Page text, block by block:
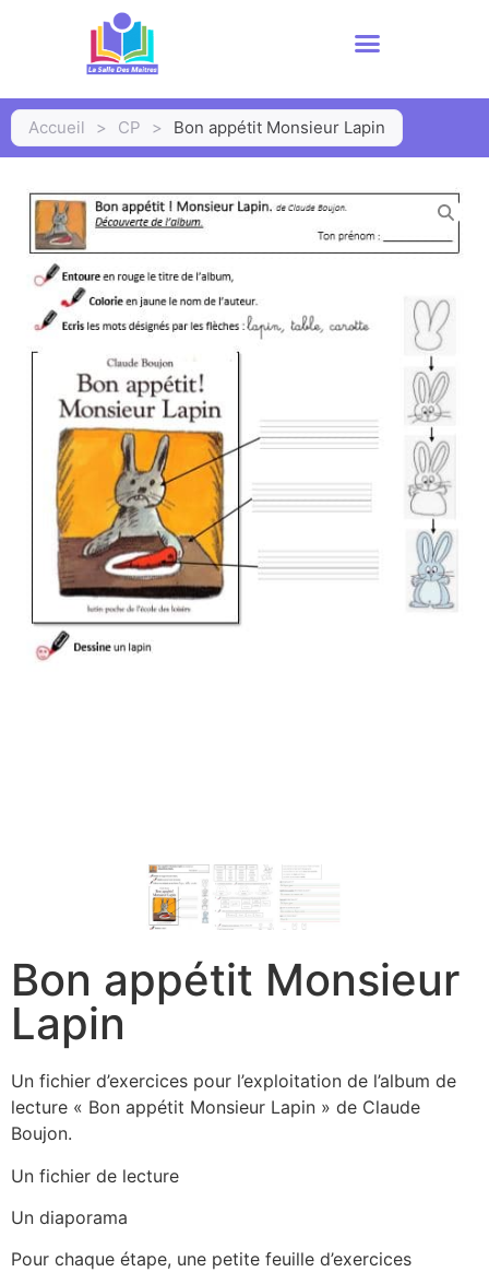
Accueil > CP > Bon appétit Monsieur Lapin
Bon appétit Monsieur
Lapin
Un fichier d’exercices pour l’exploitation de l’album de
lecture « Bon appétit Monsieur Lapin » de Claude
Boujon.
Un fichier de lecture
Un diaporama
Pour chaque étape, une petite feuille d’exercices